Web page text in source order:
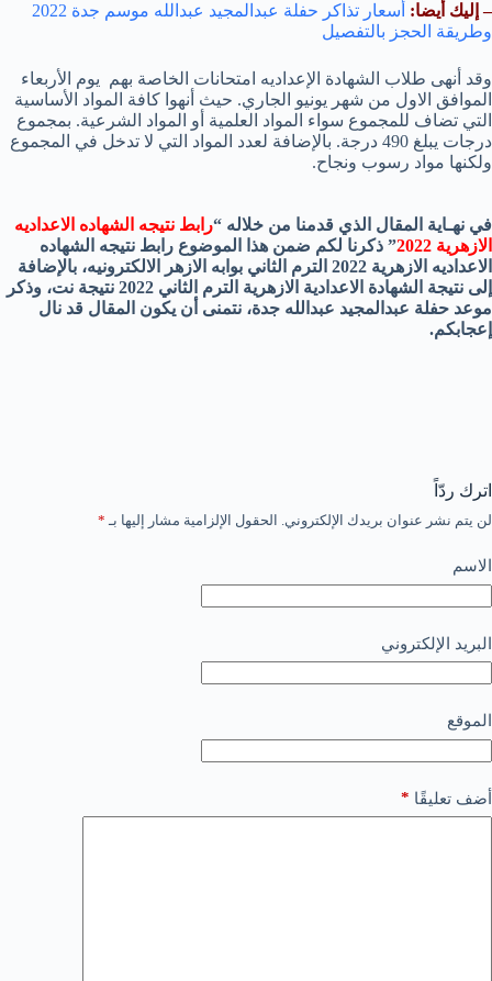
– إليك أيضا:
أسعار تذاكر حفلة عبدالمجيد عبدالله موسم جدة 2022
وطريقة الحجز بالتفصيل
وقد أنهى طلاب الشهادة الإعداديه امتحانات الخاصة بهم يوم الأربعاء
الموافق الاول من شهر يونيو الجاري. حيث أنهوا كافة المواد الأساسية
التي تضاف للمجموع سواء المواد العلمية أو المواد الشرعية. بمجموع
درجات يبلغ 490 درجة. بالإضافة لعدد المواد التي لا تدخل في المجموع
ولكنها مواد رسوب ونجاح.
في نهـاية المقال الذي قدمنا من خلاله “رابط نتيجه الشهاده الاعداديه
الازهرية 2022
” ذكرنا لكم ضمن هذا الموضوع رابط نتيجه الشهاده
الاعداديه الازهرية 2022 الترم الثاني بوابه الازهر الالكترونيه، بالإضافة
إلى نتيجة الشهادة الاعدادية الازهرية الترم الثاني 2022 نتيجة نت، وذكر
موعد حفلة عبدالمجيد عبدالله جدة، نتمنى أن يكون المقال قد نال
إعجابكم.
اترك ردّاً
لن يتم نشر عنوان بريدك الإلكتروني. الحقول الإلزامية مشار إليها بـ *
الاسم
البريد الإلكتروني
الموقع
أضف تعليقًا *